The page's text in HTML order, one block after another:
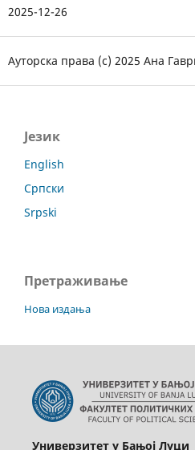
2025-12-26
Ауторска права (c) 2025 Ана
Језик
English
Српски
Srpski
Претраживање
Нова издања
Универзитет у Бањој Луци